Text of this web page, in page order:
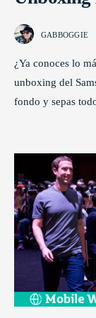
GABBOGGIE
¿Ya conoces lo
unboxing del
fondo y sepas